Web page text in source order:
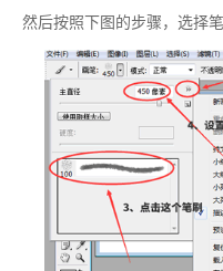
然后按照下图的步骤，选择笔